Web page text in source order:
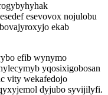
esevovox nojulobu
ekab
efib wynymo
yqosixigobosan
vity wekafedojo
dyjubo syvijilyfi.